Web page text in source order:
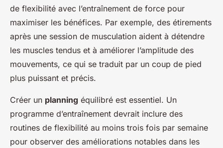
de flexibilité avec l’entraînement de force pour
maximiser les bénéfices. Par exemple, des étirements
après une session de musculation aident à détendre
les muscles tendus et à améliorer l’amplitude des
mouvements, ce qui se traduit par un coup de pied
plus puissant et précis.
Créer un planning équilibré est essentiel. Un
programme d’entraînement devrait inclure des
routines de flexibilité au moins trois fois par semaine
pour observer des améliorations notables dans les